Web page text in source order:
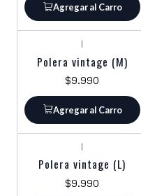
Agregar al Carro
|
Polera vintage (M)
$9.990
Agregar al Carro
|
Polera vintage (L)
$9.990